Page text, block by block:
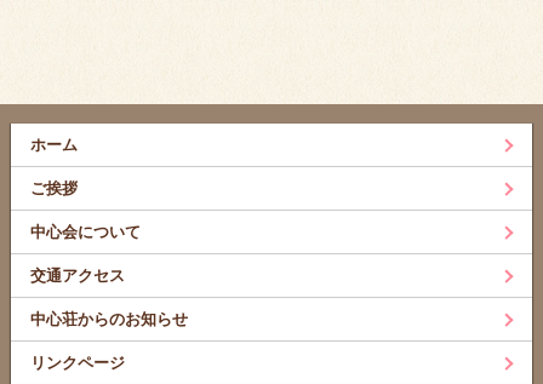
ホーム
ご挨拶
中心会について
交通アクセス
中心荘からのお知らせ
リンクページ